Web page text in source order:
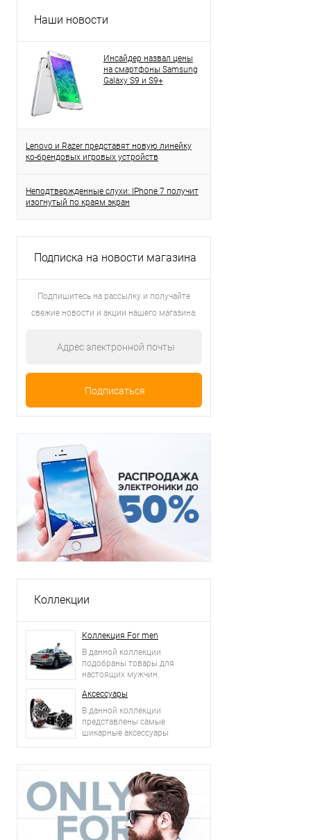
Наши новости
Инсайдер назвал цены
на смартфоны Samsung
Galaxy S9 и S9+
Lenovo и Razer представят новую линейку
ко-брендовых игровых устройств
Неподтвержденные слухи: IPhone 7 получит
изогнутый по краям экран
Подписка на новости магазина
Подпишитесь на рассылку и получайте
свежие новости и акции нашего магазина.
Коллекции
Коллекция For men
В данной коллекции
подобраны товары для
настоящих мужчин.
Аксессуары
В данной коллекции
представлены самые
шикарные аксессуары